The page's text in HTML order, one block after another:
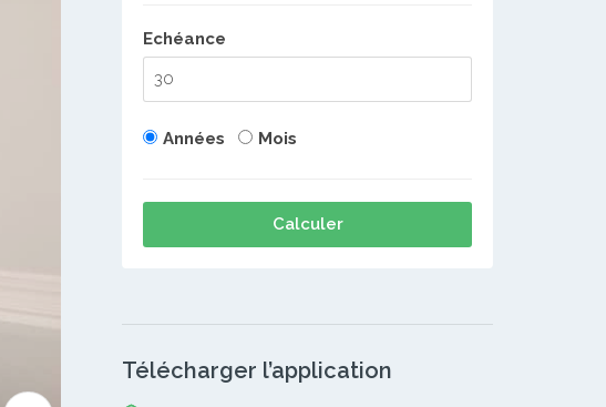
Echéance
Années Mois
Calculer
Télécharger l’application